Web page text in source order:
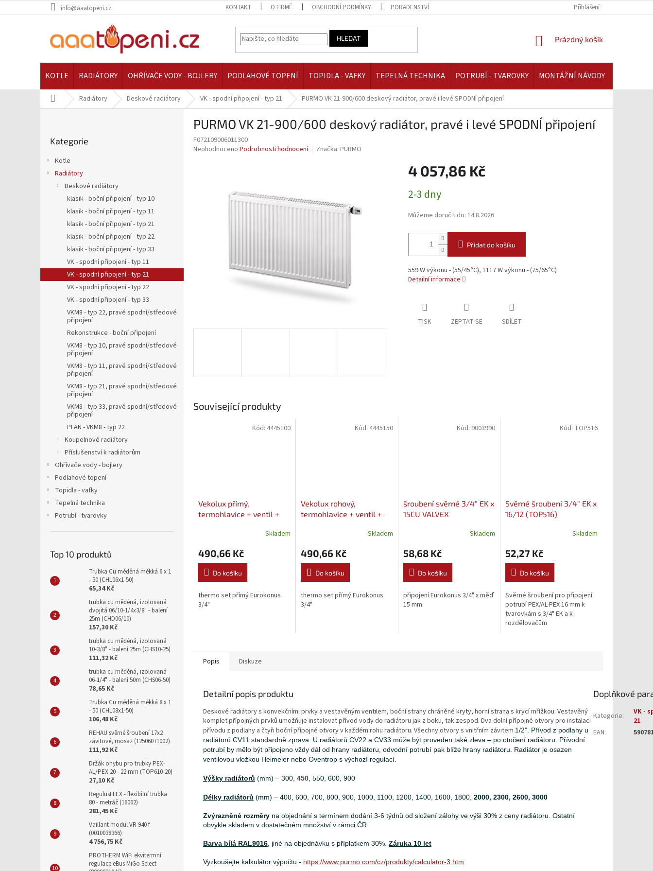
na
info@aaatopeni.cz KONTAKT O FIRMĚ OBCHODNÍ PODMÍNKY PORADENSTVÍ PLATBA A DOPRAVA |
Přihlášení
HLEDAT
NÁKUPNÍ
Prázdný košík
KOTLE RADIÁTORY OHŘÍVAČE VODY - BOJLERY PODLAHOVÉ TOPENÍ TOPIDLA - VAFKY TEPELNÁ TECHNIKA POTRUBÍ - TVAROVKY MONTÁŽNÍ NÁVODY
Domů Radiátory Deskové radiátory VK - spodní připojení - typ 21 PURMO VK 21-900/600 deskový radiátor, pravé i levé SPODNÍ připojení
kategorie
Kategorie
Kotle
Radiátory
Deskové radiátory
klasik - boční připojení - typ 10
klasik - boční připojení - typ 11
klasik - boční připojení - typ 21
klasik - boční připojení - typ 22
klasik - boční připojení - typ 33
VK - spodní připojení - typ 11
VK - spodní připojení - typ 21
VK - spodní připojení - typ 22
VK - spodní připojení - typ 33
VKM8 - typ 22, pravé spodní/středové
připojení
Rekonstrukce - boční připojení
VKM8 - typ 10, pravé spodní/středové
připojení
VKM8 - typ 11, pravé spodní/středové
připojení
VKM8 - typ 21, pravé spodní/středové
připojení
VKM8 - typ 33, pravé spodní/středové
připojení
PLAN - VKM8 - typ 22
Koupelnové radiátory
Příslušenství k radiátorům
Ohřívače vody - bojlery
Podlahové topení
Topidla - vafky
Tepelná technika
Potrubí - tvarovky
Top 10 produktů
Trubka Cu měděná měkká 6 x 1
- 50 (CHL06x1-50)
65,34 Kč
trubka cu měděná, izolovaná
dvojitá 06/10-1/4x3/8" - balení
25m (CHD06/10)
157,30 Kč
trubka cu měděná, izolovaná
10-3/8" - balení 25m (CHS10-25)
111,32 Kč
trubka cu měděná, izolovaná
06-1/4" - balení 50m (CHS06-50)
78,65 Kč
Trubka Cu měděná měkká 8 x 1
- 50 (CHL08x1-50)
106,48 Kč
REHAU svěrné šroubení 17x2
závitové, mosaz (12506071002)
111,92 Kč
Držák ohybu pro trubky PEX-
AL/PEX 20 - 22 mm (TOP610-20)
27,10 Kč
RegulusFLEX - flexibilní trubka
80 - metráž (16062)
281,45 Kč
Vaillant modul VR 940 f
(0010038366)
4 756,75 Kč
PROTHERM WiFi ekvitermní
regulace eBus MiGo Select
PURMO VK 21-900/600 deskový radiátor, pravé i levé SPODNÍ připojení
F072109006011300
Průměrné
Neohodnoceno Podrobnosti hodnocení Značka: PURMO
4 057,86 Kč
cena:
2-3 dny
Můžeme doručit do: 14.8.2026
Přidat do košíku
559 W výkonu - (55/45°C), 1117 W výkonu - (75/65°C)
Detailní informace
TISK ZEPTAT SE SDÍLET
Související produkty
Vekolux přímý,
termohlavice + ventil +
Skladem
490,66 Kč
Do košíku
thermo set přímý Eurokonus
3/4"
Kód: 4445100
Vekolux rohový,
termohlavice + ventil +
Skladem
490,66 Kč
Do košíku
thermo set přímý Eurokonus
3/4"
Kód: 4445150
šroubení svěrné 3/4" EK x
15CU VALVEX
Skladem
58,68 Kč
Do košíku
připojení Eurokonus 3/4" x měď
15 mm
Kód: 9003990
Svěrné šroubení 3/4" EK x
16/12 (TOP516)
Skladem
52,27 Kč
Do košíku
Svěrné šroubení pro připojení
potrubí PEX/AL-PEX 16 mm k
tvarovkám s 3/4" EK a k
rozdělovačům
Kód: TOP516
Popis Diskuze
Detailní popis produktu
Deskové radiátory s konvekčními prvky a vestavěným ventilem, boční strany chráněné kryty, horní strana s krycí mřížkou. Vestavěný
komplet přípojných prvků umožňuje instalovat přívod vody do radiátoru jak z boku, tak zespod. Dva dolní přípojné otvory pro instalaci
přívodu z podlahy a čtyři boční přípojné otvory v každém rohu radiátoru. Všechny otvory s vnitřním závitem 1/2”. Přívod z podlahy u
radiátorů CV11 standardně zprava. U radiátorů CV22 a CV33 může být proveden také zleva – po otočení radiátoru. Přívodní
potrubí by mělo být připojeno vždy dál od hrany radiátoru, odvodní potrubí pak blíže hrany radiátoru. Radiátor je osazen
ventilovou vložkou Heimeier nebo Oventrop s výchozí regulací.
Výšky radiátorů (mm) – 300 450 , 550, 600, 900
Délky radiátorů (mm) – 400, 600, 700, 800, 900, 1000, 1100, 1200, 1400, 1600, 1800, 2000, 2300, 2600, 3000
Zvýrazněné rozměry na objednání s termínem dodání 3-6 týdnů od složení zálohy ve výši 30% z ceny radiátoru. Ostatní
obvykle skladem v dostatečném množství v rámci ČR.
Barva bílá RAL9016 , jiné na objednávku s příplatkem 30%. Záruka 10 let
Vyzkoušejte kalkulátor výpočtu - https://www.purmo.com/cz/produkty/calculator-3.htm
Doplňkové
Kategorie:
VK -
21
EAN: